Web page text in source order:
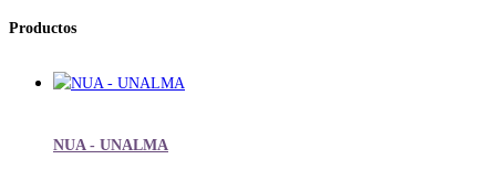
Productos
NUA - UNALMA